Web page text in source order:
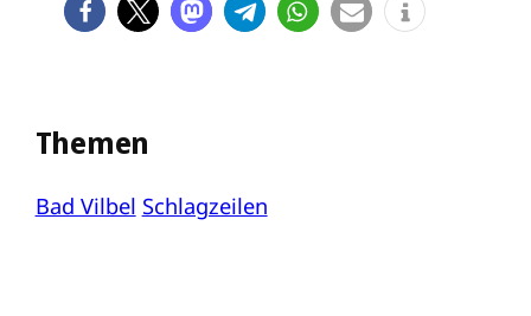
Themen
Bad Vilbel Schlagzeilen